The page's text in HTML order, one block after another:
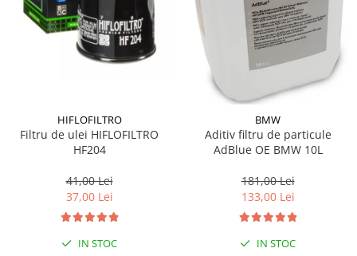
HIFLOFILTRO
Filtru de ulei HIFLOFILTRO
HF204
41,00 Lei
37,00 Lei
IN STOC
BMW
Aditiv filtru de particule
AdBlue OE BMW 10L
181,00 Lei
133,00 Lei
IN STOC